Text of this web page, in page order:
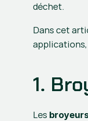
déchet.
Dans cet
1.
Les